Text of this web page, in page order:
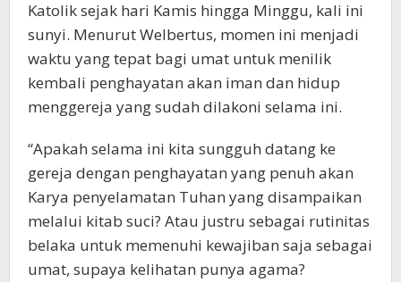
Katolik sejak hari Kamis hingga Minggu, kali ini
sunyi. Menurut Welbertus, momen ini menjadi
waktu yang tepat bagi umat untuk menilik
kembali penghayatan akan iman dan hidup
menggereja yang sudah dilakoni selama ini.
“Apakah selama ini kita sungguh datang ke
gereja dengan penghayatan yang penuh akan
Karya penyelamatan Tuhan yang disampaikan
melalui kitab suci? Atau justru sebagai rutinitas
belaka untuk memenuhi kewajiban saja sebagai
umat, supaya kelihatan punya agama?